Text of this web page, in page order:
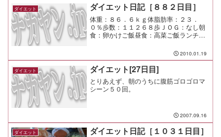
ダイエット ダイエット日記［８８２日目］
体重：８６．６ｋｇ体脂肪率：２３．
０％歩数：１１２６８歩ＪＯＧ：なし朝
食：卵かけご飯昼食：高菜ご飯ランチ
食：メモ：一歩ずつ上に上がっていこ
う。 しっかりと踏みしめて。
2010.01.19
ダイエット ダイエット[27日目]
とりあえず、朝のうちに腹筋ゴロゴロマ
シーン５０回。
2007.09.16
ダイエット ダイエット日記［１０３１日目］